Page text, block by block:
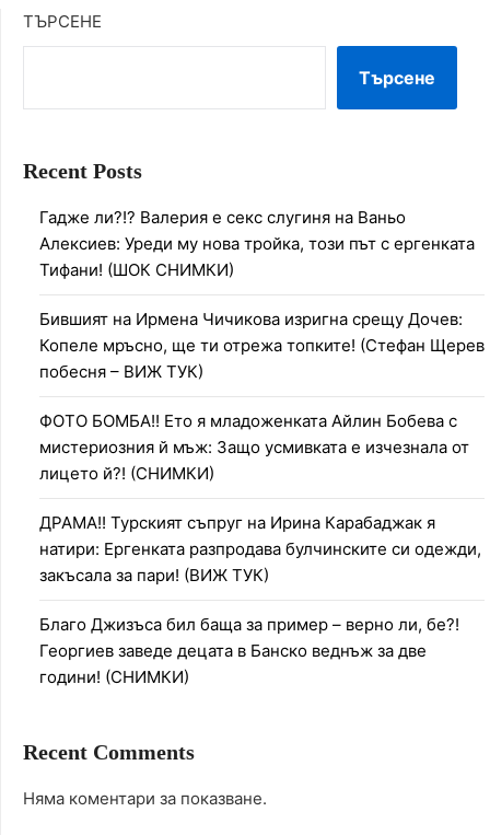
ТЪРСЕНЕ
Търсене
Recent Posts
Гадже ли?!? Валерия е секс слугиня на Ваньо
Алексиев: Уреди му нова тройка, този път с ергенката
Тифани! (ШОК СНИМКИ)
Бившият на Ирмена Чичикова изригна срещу Дочев:
Копеле мръсно, ще ти отрежа топките! (Стефан Щерев
побесня – ВИЖ ТУК)
ФОТО БОМБА!! Ето я младоженката Айлин Бобева с
мистериозния й мъж: Защо усмивката е изчезнала от
лицето й?! (СНИМКИ)
ДРАМА!! Турският съпруг на Ирина Карабаджак я
натири: Ергенката разпродава булчинските си одежди,
закъсала за пари! (ВИЖ ТУК)
Благо Джизъса бил баща за пример – верно ли, бе?!
Георгиев заведе децата в Банско веднъж за две
години! (СНИМКИ)
Recent Comments
Няма коментари за показване.